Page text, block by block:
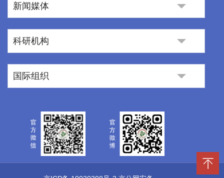
新闻媒体
科研机构
国际组织